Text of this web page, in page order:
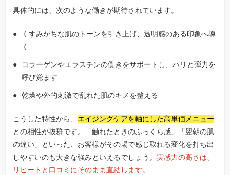
具体的には、次のような働きが期待されています。
くすみがちな肌のトーンを引き上げ、透明感のある印象へ導
く
コラーゲンやエラスチンの働きをサポートし、ハリと弾力を
呼び覚ます
乾燥や外的刺激で乱れた肌のキメを整える
こうした特性から、 エイジングケアを軸にした高単価メニュー
との相性が抜群です。「触れたときのふっくら感」「翌朝の肌
の違い」といった、お客様がその場で感じ取れる変化を打ち出
しやすいのも大きな強みといえるでしょう。実感力の高さは、
リピートと口コミにそのまま直結します。